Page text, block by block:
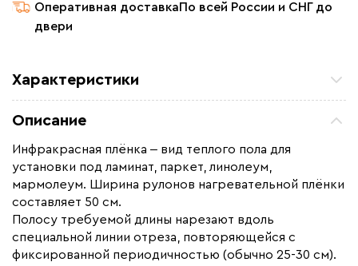
Оперативная доставкаПо всей России и СНГ до
двери
Характеристики
Мощность (Вт)
Назначение
Под линолеум / ковролин,
Монтаж Сухой монтаж
Макс. рабочая температура (C)
Описание
Инфракрасная плёнка ‒ вид теплого пола для
установки под ламинат, паркет, линолеум,
мармолеум. Ширина рулонов нагревательной плёнки
составляет 50 см.
Полосу требуемой длины нарезают вдоль
специальной линии отреза, повторяющейся с
фиксированной периодичностью (обычно 25-30 см).